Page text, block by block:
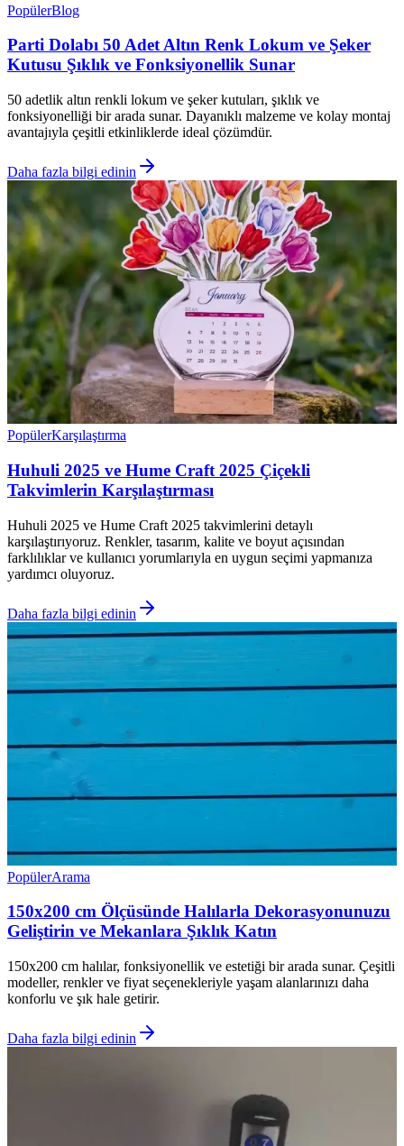
PopülerBlog
Parti Dolabı 50 Adet Altın Renk Lokum ve Şeker
Kutusu Şıklık ve Fonksiyonellik Sunar
50 adetlik altın renkli lokum ve şeker kutuları, şıklık ve
fonksiyonelliği bir arada sunar. Dayanıklı malzeme ve kolay montaj
avantajıyla çeşitli etkinliklerde ideal çözümdür.
Daha fazla bilgi edinin
PopülerKarşılaştırma
Huhuli 2025 ve Hume Craft 2025 Çiçekli
Takvimlerin Karşılaştırması
Huhuli 2025 ve Hume Craft 2025 takvimlerini detaylı
karşılaştırıyoruz. Renkler, tasarım, kalite ve boyut açısından
farklılıklar ve kullanıcı yorumlarıyla en uygun seçimi yapmanıza
yardımcı oluyoruz.
Daha fazla bilgi edinin
PopülerArama
150x200 cm Ölçüsünde Halılarla Dekorasyonunuzu
Geliştirin ve Mekanlara Şıklık Katın
150x200 cm halılar, fonksiyonellik ve estetiği bir arada sunar. Çeşitli
modeller, renkler ve fiyat seçenekleriyle yaşam alanlarınızı daha
konforlu ve şık hale getirir.
Daha fazla bilgi edinin